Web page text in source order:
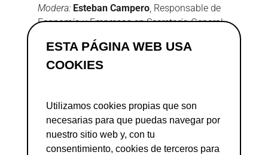
ESTA PÁGINA WEB USA
COOKIES
Utilizamos cookies propias que son
necesarias para que puedas navegar por
nuestro sitio web y, con tu
consentimiento, cookies de terceros para
Modera: Esteban Campero, Responsable de
Economía y Empresas en Secretaría General
Iberoamericana (SEGIB)
18:30h |Drink Beat Barcelona